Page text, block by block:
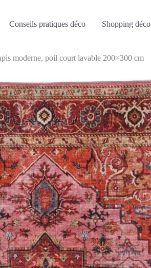
Conseils pratiques déco Shopping déco
moderne, poil court lavable 200×300 cm